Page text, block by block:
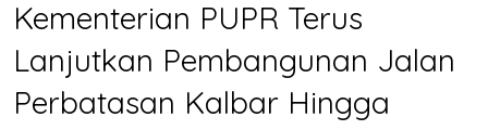
Kementerian PUPR Terus
Lanjutkan Pembangunan Jalan
Perbatasan Kalbar Hingga